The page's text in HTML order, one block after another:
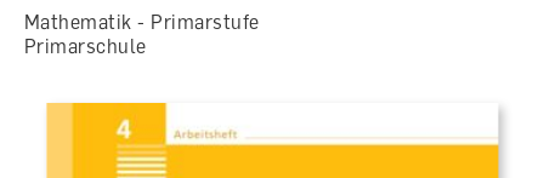
Mathematik - Primarstufe
Primarschule